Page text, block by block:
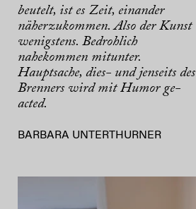
beutelt, ist es Zeit, einander
näherzukommen. Also der Kunst
wenigstens. Bedrohlich
nahekommen mitunter.
Hauptsache, dies- und jenseits des
Brenners wird mit Humor ge-
acted.
BARBARA UNTERTHURNER